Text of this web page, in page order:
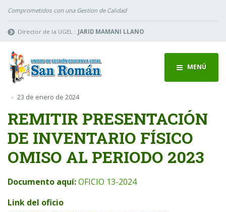
Comprometidos con una Gestion de Calidad
Director de la UGEL : JARID MAMANI LLANO
MENÚ
23 de enero de 2024
REMITIR PRESENTACIÓN
DE INVENTARIO FÍSICO
OMISO AL PERIODO 2023
Documento aquí:OFICIO 13-2024
Link del oficio